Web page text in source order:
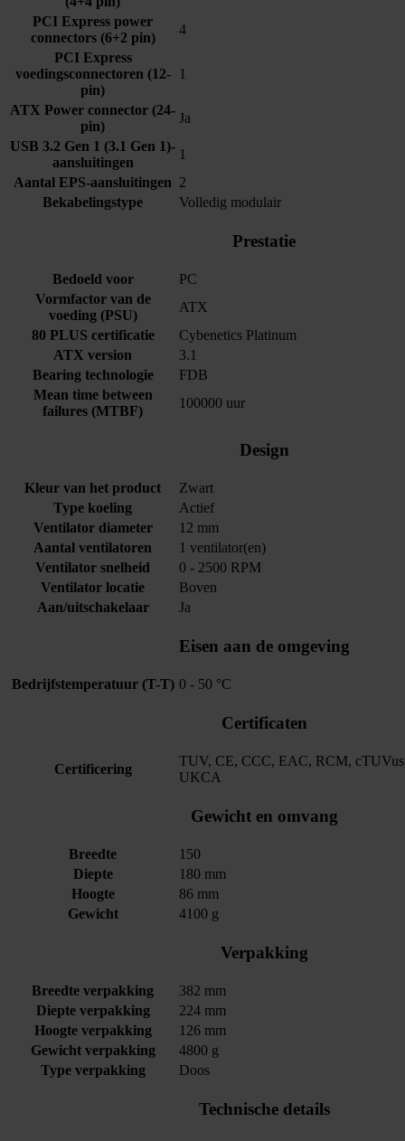
PCI Express power
connectors (6+2 pin)
4
PCI Express
voedingsconnectoren (12-
pin)
1
ATX Power connector (24-
pin)
Ja
USB 3.2 Gen 1 (3.1 Gen 1)-
aansluitingen
1
Aantal EPS-aansluitingen 2
Bekabelingstype
Volledig modulair
Prestatie
Bedoeld voor
PC
Vormfactor van de
voeding (PSU)
ATX
80 PLUS certificatie
Cybenetics Platinum
ATX version
3.1
Bearing technologie
FDB
Mean time between
failures (MTBF)
100000 uur
Design
Kleur van het product
Zwart
Type koeling
Actief
Ventilator diameter
12 mm
Aantal ventilatoren
1 ventilator(en)
Ventilator snelheid
0 - 2500 RPM
Ventilator locatie
Boven
Aan/uitschakelaar
Ja
Eisen aan de omgeving
Bedrijfstemperatuur (T-T) 0 - 50 °C
Certificaten
Certificering
TUV, CE, CCC, EAC, RCM,
UKCA
Gewicht en omvang
Breedte
150
Diepte
180 mm
Hoogte
86 mm
Gewicht
4100 g
Verpakking
Breedte verpakking
382 mm
Diepte verpakking
224 mm
Hoogte verpakking
126 mm
Gewicht verpakking
4800 g
Type verpakking
Doos
Technische details